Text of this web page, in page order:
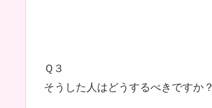
Ｑ３
そうした人はどうするべきですか？